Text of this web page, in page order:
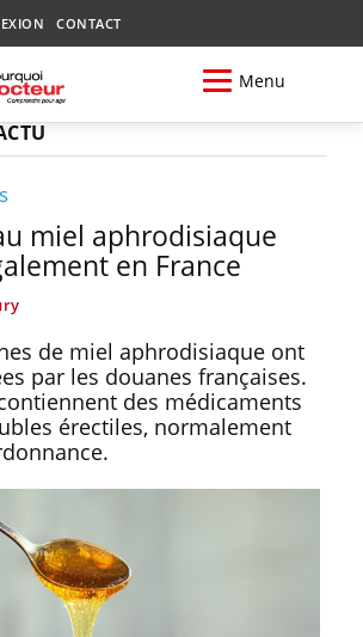
CONTACT
Menu
miel aphrodisiaque
en France
de miel aphrodisiaque ont
par les douanes françaises.
des médicaments
érectiles, normalement